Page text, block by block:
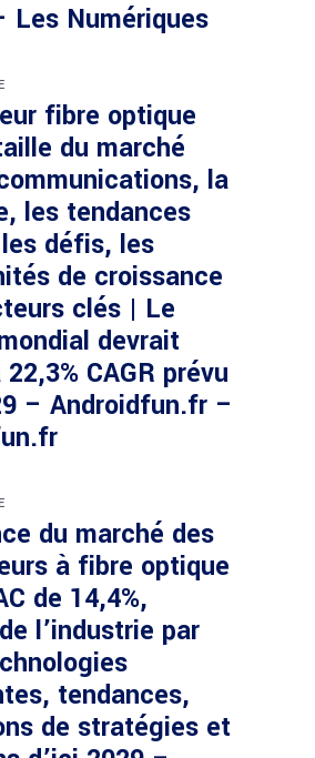
Les Numériques
fibre optique
du marché
la
les tendances
défis, les
de croissance
clés | Le
devrait
CAGR prévu
– Androidfun.fr –
du marché des
à fibre optique
de 14,4%,
l’industrie par
tendances,
de stratégies et